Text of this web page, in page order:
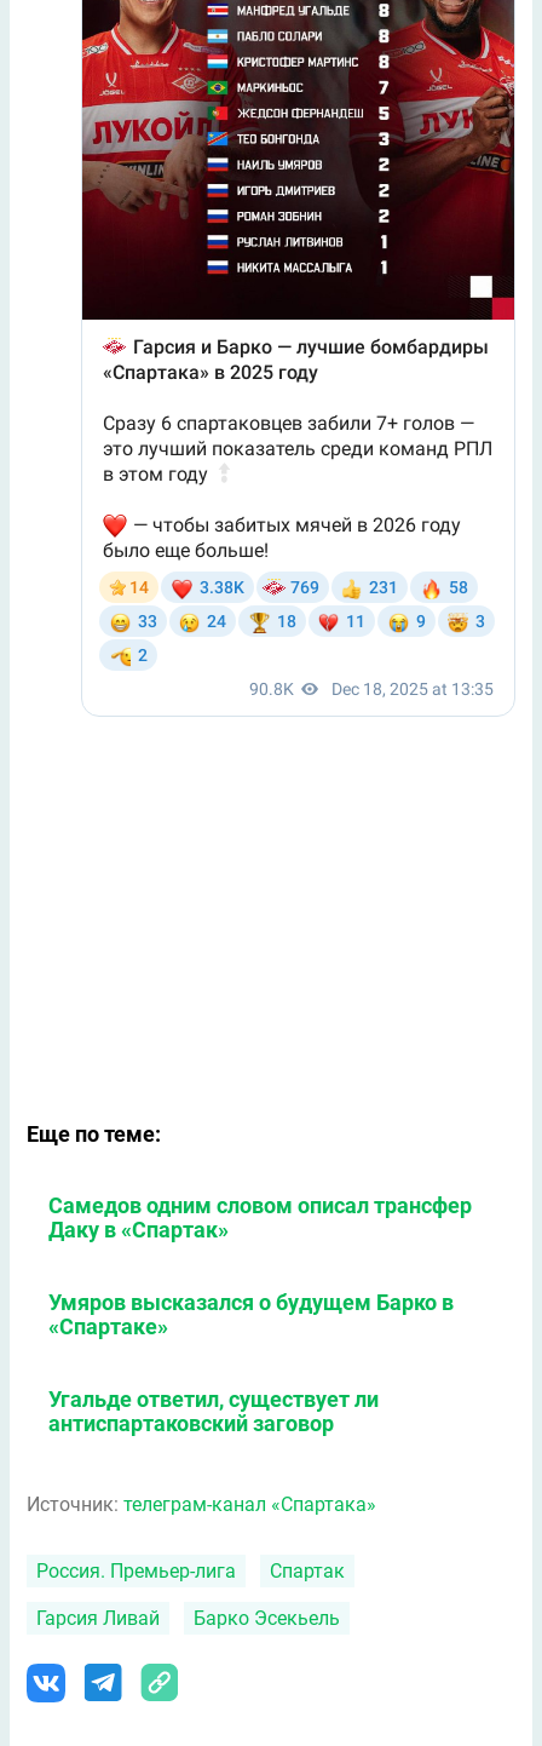
Еще по теме:
Самедов одним словом описал трансфер
Даку в «Спартак»
Умяров высказался о будущем Барко в
«Спартаке»
Угальде ответил, существует ли
антиспартаковский заговор
Источник: телеграм-канал «Спартака»
Россия. Премьер-лига Спартак
Гарсия Ливай Барко Эсекьель